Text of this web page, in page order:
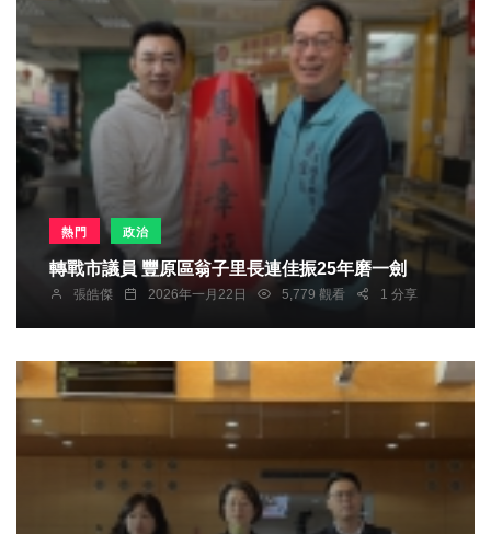
熱門 政治
轉戰市議員 豐原區翁子里長連佳振25年磨一劍
張皓傑 2026年一月22日 5,779 觀看 1 分享